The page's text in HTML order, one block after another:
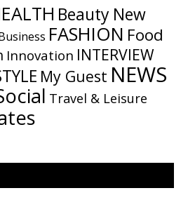
Beauty New
FASHION Food
Innovation INTERVIEW
My​ Guest NEWS
Travel & Leisure